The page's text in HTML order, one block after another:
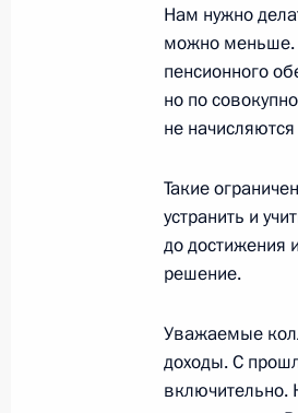
Рабочая
Васильевым
Встреча с
3 октября 2017
Владимир
Нам нужно
можно меньше.
пенсионного
но по
не
Такие
устранить и
до достижения
решение.
Уважаемые
доходы. С
включительно.